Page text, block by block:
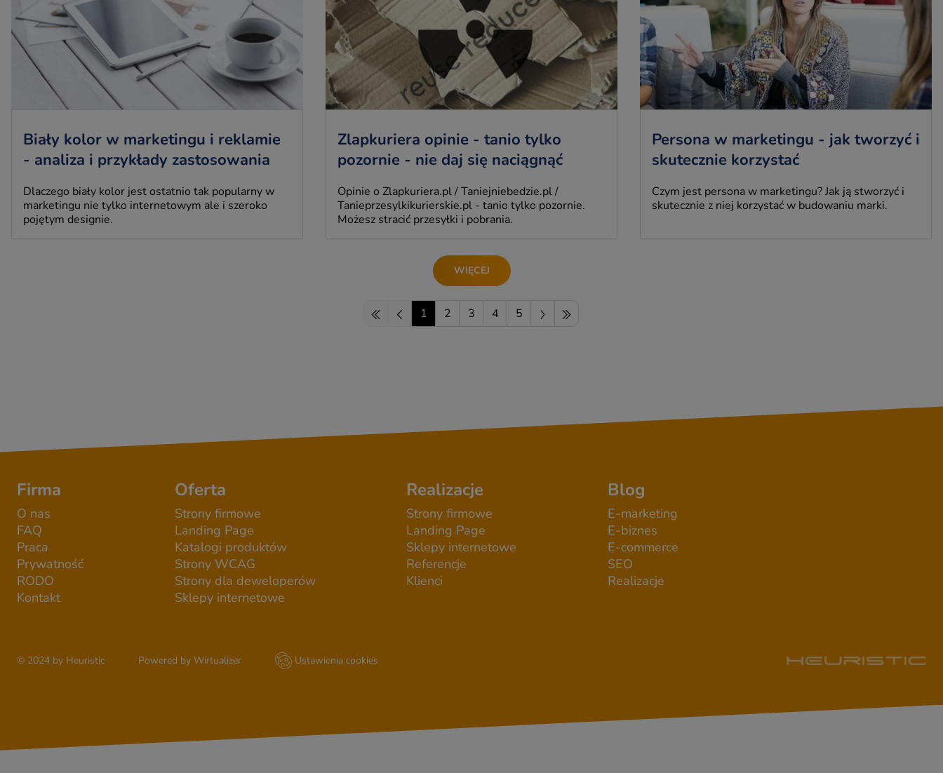
Biały kolor w marketingu i reklamie
- analiza i przykłady zastosowania
Dlaczego biały kolor jest ostatnio tak popularny w
marketingu nie tylko internetowym ale i szeroko
pojętym designie.
Zlapkuriera opinie - tanio tylko
pozornie - nie daj się naciągnąć
Opinie o Zlapkuriera.pl / Taniejniebedzie.pl /
Tanieprzesylkikurierskie.pl - tanio tylko pozornie.
Możesz stracić przesyłki i pobrania.
Persona w marketingu - jak tworzyć i
skutecznie korzystać
Czym jest persona w marketingu? Jak ją stworzyć i
skutecznie z niej korzystać w budowaniu marki.
WIĘCEJ
1 2 3 4 5
Firma
O nas
FAQ
Praca
Prywatność
RODO
Kontakt
Oferta
Strony firmowe
Landing Page
Katalogi produktów
Strony WCAG
Strony dla deweloperów
Sklepy internetowe
Realizacje
Strony firmowe
Landing Page
Sklepy internetowe
Referencje
Klienci
Blog
E-marketing
E-biznes
E-commerce
SEO
Realizacje
© 2024 by Heuristic Powered by Wirtualizer Ustawienia cookies